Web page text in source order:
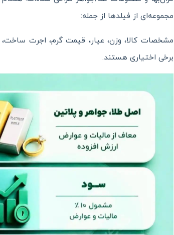
مجموعه‌ای از فیلدها از جمله:
مشخصات کالا، وزن، عیار، قیمت گرم، اجرت
برخی اختیاری هستند.